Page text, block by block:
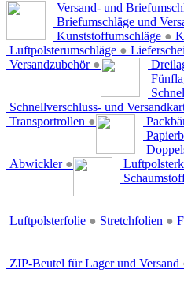
Versand- und
Briefumschläge und
Kunststoffumschläge ●
Luftpolsterumschläge ●
Versandzubehör ●
Schnellverschluss- und
Transportrollen ●
Abwickler ●
Luftpolsterfolie ● Stretchfolien ●
ZIP-Beutel für Lager und Versand